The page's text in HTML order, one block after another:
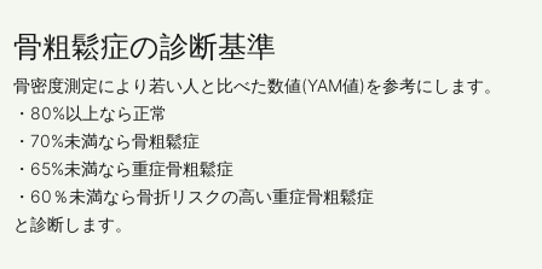
骨粗鬆症の診断基準
骨密度測定により若い人と比べた数値(YAM値)を参考にします。
・80%以上なら正常
・70%未満なら骨粗鬆症
・65%未満なら重症骨粗鬆症
・60％未満なら骨折リスクの高い重症骨粗鬆症
と診断します。